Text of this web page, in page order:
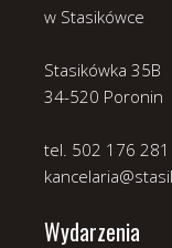
w Stasikówce
Stasikówka 35B
34-520 Poronin
tel. 502 176 281
Wydarzenia